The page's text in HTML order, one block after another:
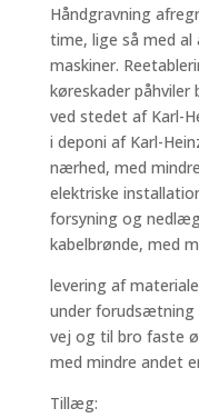
Håndgravning
time, lige så med al
maskiner.
køreskader
ved stedet af Karl-
i deponi af Karl-
nærhed, med
elektriske
forsyning og
kabelbrønde, med
levering af
under forudsætning
vej og til bro faste
med mindre andet
Tillæg: